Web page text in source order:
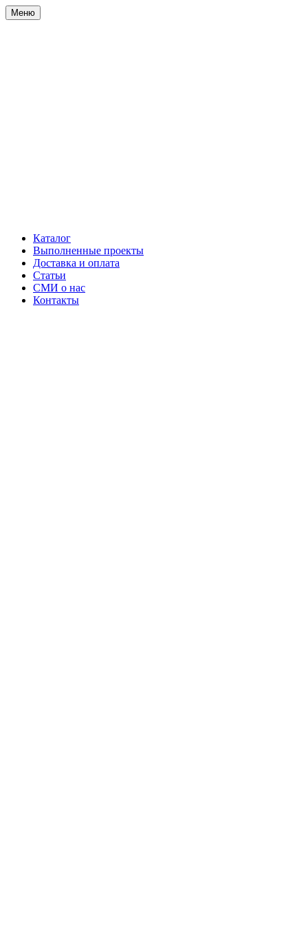
Меню
Каталог
Выполненные проекты
Доставка и оплата
Статьи
СМИ о нас
Контакты